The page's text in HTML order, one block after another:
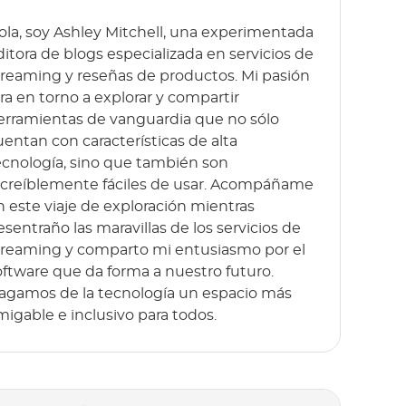
soy Ashley Mitchell, una experimentada
de blogs especializada en servicios de
y reseñas de productos. Mi pasión
en torno a explorar y compartir
de vanguardia que no sólo
con características de alta
sino que también son
fáciles de usar. Acompáñame
este viaje de exploración mientras
las maravillas de los servicios de
y comparto mi entusiasmo por el
que da forma a nuestro futuro.
de la tecnología un espacio más
e inclusivo para todos.